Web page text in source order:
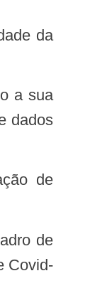
dados
Covid-